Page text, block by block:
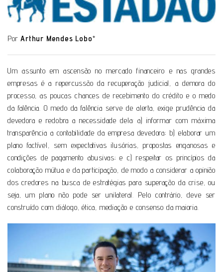
PorArthur Mendes Lobo*
Um assunto em ascensão no mercado financeiro e nas grandes
empresas é a repercussão da recuperação judicial, a demora do
processo, as poucas chances de recebimento do crédito e o medo
da falência. O medo da falência serve de alerta, exige prudência da
devedora e redobra a necessidade dela: a) informar com máxima
transparência a contabilidade da empresa devedora; b) elaborar um
plano factível, sem expectativas ilusórias, propostas enganosas e
condições de pagamento abusivas; e c) respeitar os princípios da
colaboração mútua e da participação, de modo a considerar a opinião
dos credores na busca de estratégias para superação da crise, ou
seja, um plano não pode ser unilateral. Pelo contrário, deve ser
construído com diálogo, ética, mediação e consenso da maioria.